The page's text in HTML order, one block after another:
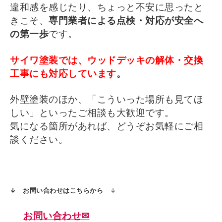
違和感を感じたり、ちょっと不安に思ったと
きこそ、 専門業者による点検・対応が安全へ
の第一歩です。
サイワ塗装では、ウッドデッキの解体・交換
工事にも対応しています。
外壁塗装のほか、「こういった場所も見てほ
しい」といったご相談も大歓迎です。
気になる箇所があれば、どうぞお気軽にご相
談ください。
↓ お問い合わせはこちらから ↓
お問い合わせ✉